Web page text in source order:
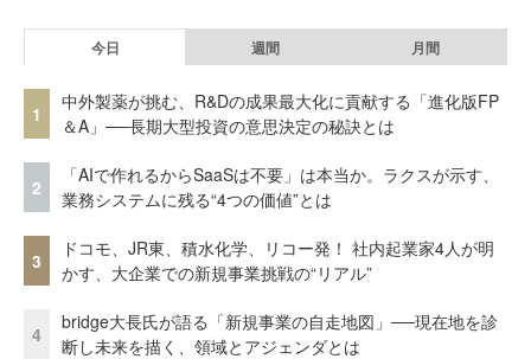
今日 週間 月間
1
中外製薬が挑む、R&Dの成果最大化に貢献する「進化版FP
＆A」──長期大型投資の意思決定の秘訣とは
2
「AIで作れるからSaaSは不要」は本当か。ラクスが示す、
業務システムに残る“4つの価値”とは
3
ドコモ、JR東、積水化学、リコー発！ 社内起業家4人が明
かす、大企業での新規事業挑戦の“リアル”
4
bridge大長氏が語る「新規事業の自走地図」──現在地を診
断し未来を描く、領域とアジェンダとは